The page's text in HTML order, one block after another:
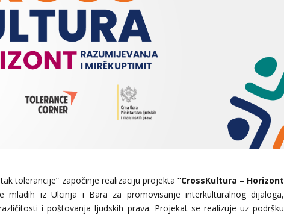
tolerancije” započinje realizaciju projekta“CrossKultura – Horizont
mladih iz Ulcinja i Bara za promovisanje interkulturalnog dijaloga,
i poštovanja ljudskih prava. Projekat se realizuje uz podršku